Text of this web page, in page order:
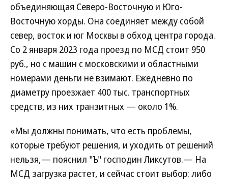
объединяющая Северо-Восточную и Юго-
Восточную хорды. Она соединяет между собой
север, восток и юг Москвы в обход центра города.
Со 2 января 2023 года проезд по МСД стоит 950
руб., но с машин с московскими и областными
номерами деньги не взимают. Ежедневно по
диаметру проезжает 400 тыс. транспортных
средств, из них транзитных — около 1%.
«Мы должны понимать, что есть проблемы,
которые требуют решения, и уходить от решений
нельзя,— пояснил "Ъ" господин Ликсутов.— На
МСД загрузка растет, и сейчас стоит выбор: либо